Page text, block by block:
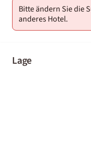
Bitte ändern Sie die
anderes Hotel.
Lage